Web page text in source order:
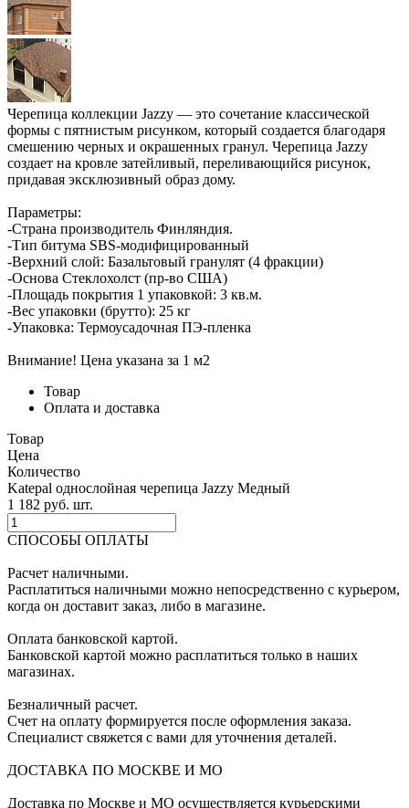
Черепица коллекции Jazzy — это сочетание классической
формы с пятнистым рисунком, который создается благодаря
смешению черных и окрашенных гранул. Черепица Jazzy
создает на кровле затейливый, переливающийся рисунок,
придавая эксклюзивный образ дому.
Параметры:
-Страна производитель Финляндия.
-Тип битума SBS-модифицированный
-Верхний слой: Базальтовый гранулят (4 фракции)
-Основа Стеклохолст (пр-во США)
-Площадь покрытия 1 упаковкой: 3 кв.м.
-Вес упаковки (брутто): 25 кг
-Упаковка: Термоусадочная ПЭ-пленка
Внимание! Цена указана за 1 м2
Товар
Оплата и доставка
Товар
Цена
Количество
Katepal однослойная черепица Jazzy Медный
1 182 pуб. шт.
СПОСОБЫ ОПЛАТЫ
Расчет наличными.
Расплатиться наличными можно непосредственно с курьером,
когда он доставит заказ, либо в магазине.
Оплата банковской картой.
Банковской картой можно расплатиться только в наших
магазинах.
Безналичный расчет.
Счет на оплату формируется после оформления заказа.
Специалист свяжется с вами для уточнения деталей.
ДОСТАВКА ПО МОСКВЕ И МО
Доставка по Москве и МО осуществляется курьерскими